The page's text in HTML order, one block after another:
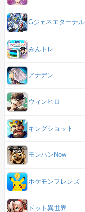
Gジェネエターナル
みんトレ
アナデン
ウィンヒロ
キングショット
モンハンNow
ポケモンフレンズ
ドット異世界